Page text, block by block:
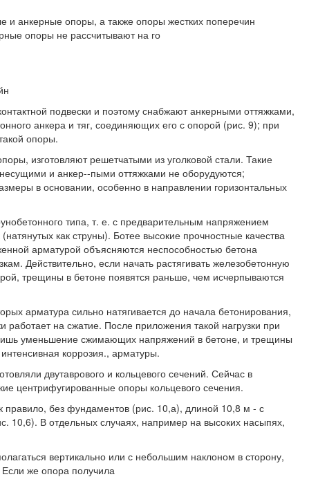
анкерные опоры, а также опоры жестких поперечин
опоры не рассчитывают на го
подвески и поэтому снабжают анкерными оттяжками,
анкера и тяг, соединяющих его с опорой (рис. 9); при
опоры.
изготовляют решетчатыми из уголковой стали. Такие
и анкер--пыми оттяжками не оборудуются;
в основании, особенно в направлении горизонтальных
типа, т. е. с предварительным напряжением
как струны). Ботее высокие прочностные качества
арматурой объясняются неспособностью бетона
Действительно, если начать растягивать железобетонную
трещины в бетоне появятся раньше, чем исчерпываются
арматура сильно натягивается до начала бетонирования,
работает на сжатие. После приложения такой нагрузки при
уменьшение сжимающих напряжений в бетоне, и трещины
коррозия., арматуры.
двутаврового и кольцевого сечений. Сейчас в
центрифугированные опоры кольцевого сечения.
правило, без фундаментов (рис. 10,а), длиной 10,8 м - с
10,6). В отдельных случаях, например на высоких насыпях,
вертикально или с небольшим наклоном в сторону,
же опора получила